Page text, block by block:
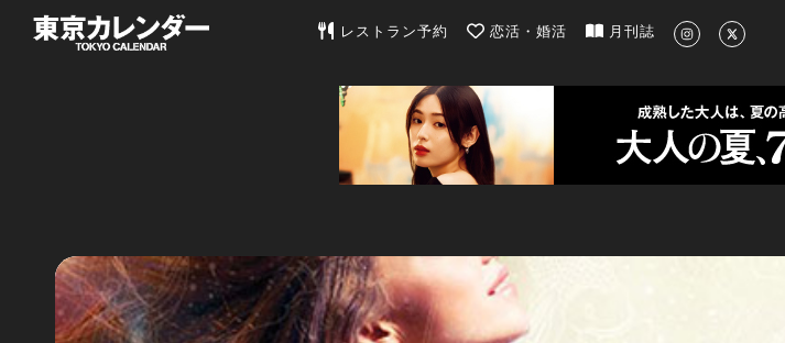
東京カレンダー | 最新のグルメ、洗練されたライフスタイル情報
レストラン予約 恋活・婚活 月刊誌